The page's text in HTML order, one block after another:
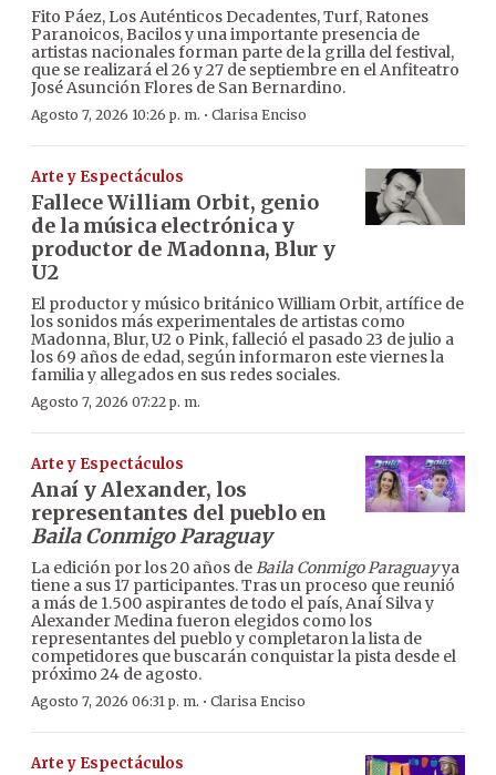
Fito Páez, Los Auténticos Decadentes, Turf, Ratones
Paranoicos, Bacilos y una importante presencia de
artistas nacionales forman parte de la grilla del festival,
que se realizará el 26 y 27 de septiembre en el Anfiteatro
José Asunción Flores de San Bernardino.
Agosto 7, 2026 10:26 p. m. · Clarisa Enciso
Arte y Espectáculos
Fallece William Orbit, genio
de la música electrónica y
productor de Madonna, Blur y
U2
El productor y músico británico William Orbit, artífice de
los sonidos más experimentales de artistas como
Madonna, Blur, U2 o Pink, falleció el pasado 23 de julio a
los 69 años de edad, según informaron este viernes la
familia y allegados en sus redes sociales.
Agosto 7, 2026 07:22 p. m.
Arte y Espectáculos
Anaí y Alexander, los
representantes del pueblo en
Baila Conmigo Paraguay
La edición por los 20 años deBaila Conmigo Paraguayya
tiene a sus 17 participantes. Tras un proceso que reunió
a más de 1.500 aspirantes de todo el país, Anaí Silva y
Alexander Medina fueron elegidos como los
representantes del pueblo y completaron la lista de
competidores que buscarán conquistar la pista desde el
próximo 24 de agosto.
Agosto 7, 2026 06:31 p. m. · Clarisa Enciso
Arte y Espectáculos